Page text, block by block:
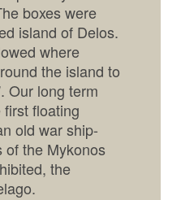
boxes were
island of Delos.
where
the island to
Our long term
floating
old war ship-
the Mykonos
the